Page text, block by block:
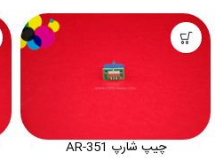
چیپ شارپ AR-351